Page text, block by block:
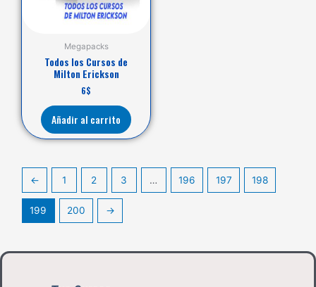
Megapacks
Todos los Cursos de
Milton Erickson
6$
Añadir al carrito
← 1 2 3 … 196 197 198
199 200 →